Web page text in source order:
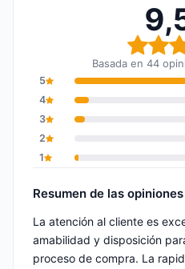
Basada en 44
5
4
3
2
1
Resumen de las opiniones
La atención al cliente es
amabilidad y disposición
proceso de compra. La